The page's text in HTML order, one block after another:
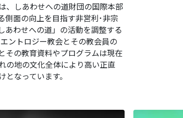
、しあわせへの道財団の国際本部
側面の向上を目指す非営利･非宗
あわせへの道」の活動を調整する
ントロジー教会とその教会員の
その教育資料やプログラムは現在
の地の文化全体により高い正直
なっています。